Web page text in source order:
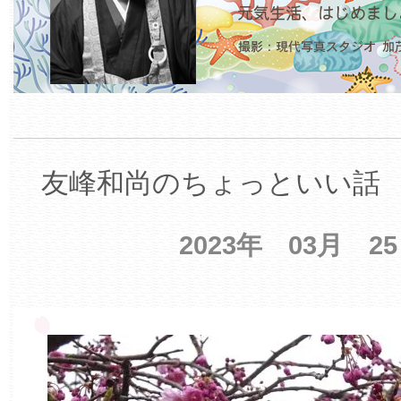
友峰和尚のちょっといい話
2023年 03月